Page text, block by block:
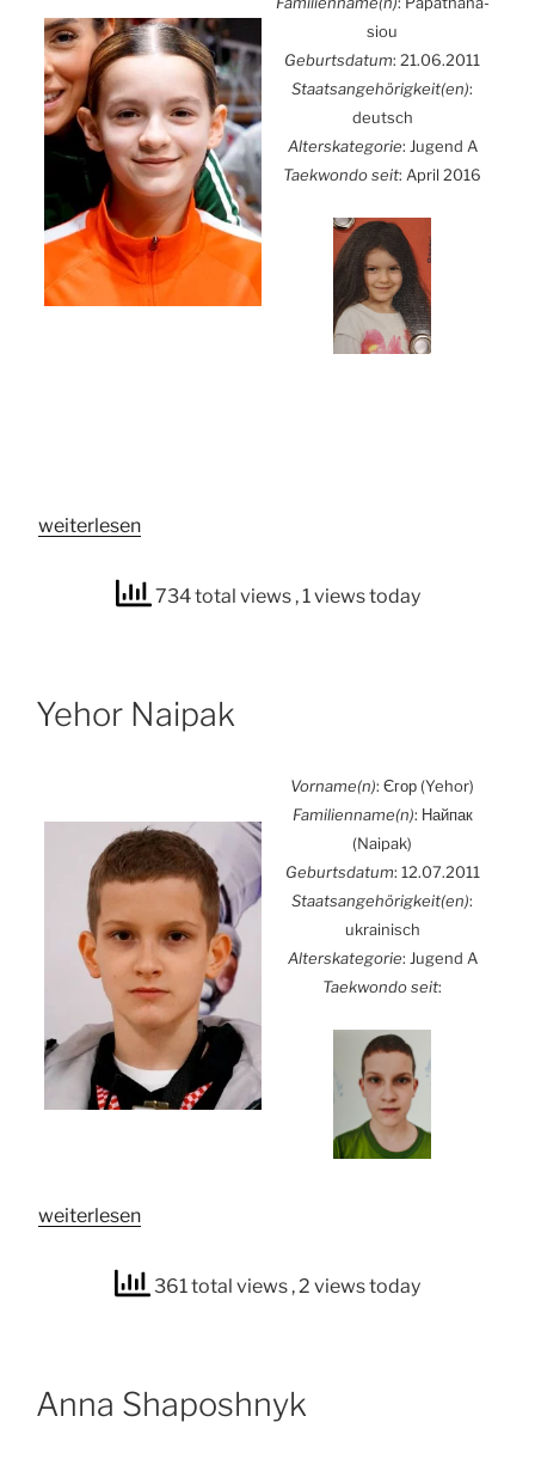
siou
Geburts­da­tum: 21.06.2011
Staatsangehörigkeit(en):
deutsch
Alters­ka­te­go­rie: Jugend A
Tae­kwon­do seit: April 2016
„Alex­
Papatha­
wei­ter­le­sen
734 total views , 1 views today
Yehor Nai­pak
Vorname(n): Єгор (Yehor)
Familienname(n): Найпак
(Nai­pak)
Geburts­da­tum: 12.07.2011
Staatsangehörigkeit(en):
ukrai­nisch
Alters­ka­te­go­rie: Jugend A
Tae­kwon­do seit:
„Yehor
wei­ter­le­sen
361 total views , 2 views today
Anna Shaposh­nyk